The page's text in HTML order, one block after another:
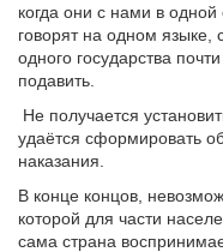
когда они с нами в
говорят на одном языке,
одного государства
подавить.
Не получается
удаётся сформировать
наказания.
В конце концов,
которой для части
сама страна